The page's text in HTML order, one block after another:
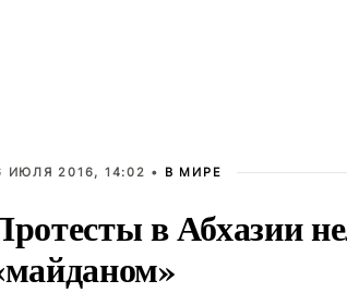
ИЮЛЯ 2016, 14:02 • В МИРЕ
в Абхазии